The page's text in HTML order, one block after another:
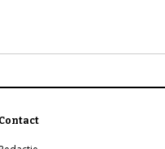
Contact